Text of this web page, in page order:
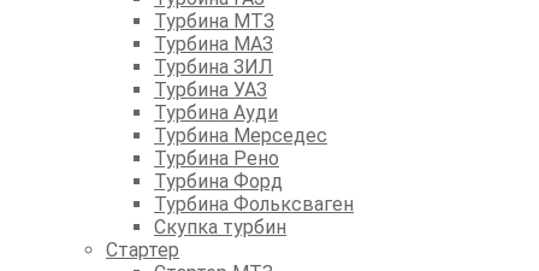
Турбина МТЗ
Турбина МАЗ
Турбина ЗИЛ
Турбина УАЗ
Турбина Ауди
Турбина Мерседес
Турбина Рено
Турбина Форд
Турбина Фольксваген
Скупка турбин
Стартер